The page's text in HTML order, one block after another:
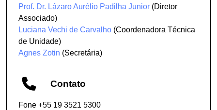
Prof. Dr. Lázaro Aurélio Padilha Junior (Diretor
Associado)
Luciana Vechi de Carvalho (Coordenadora Técnica
de Unidade)
Agnes Zotin (Secretária)
Contato
Fone +55 19 3521 5300